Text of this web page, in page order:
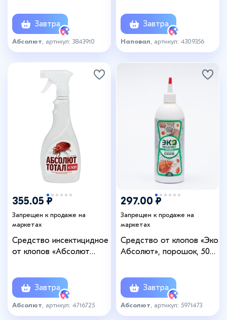
Завтра
Абсолют , артикул: 3843910
Завтра
Наповал , артикул: 4309356
355.05 ₽
Запрещен к продаже на
маркетах
Средство инсектицидное
от клопов «Абсолют
Завтра
Абсолют , артикул: 4716725
297.00 ₽
Запрещен к продаже на
маркетах
Средство от клопов «Эко
Абсолют», порошок, 500
Завтра
Абсолют , артикул: 5971473